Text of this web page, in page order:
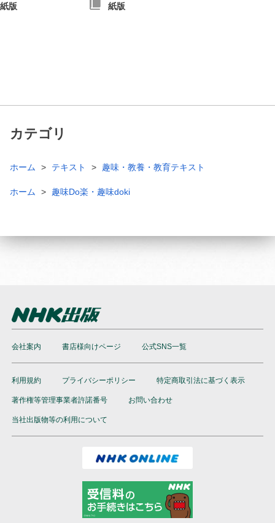
紙版 紙版
カテゴリ
ホーム テキスト 趣味・教養・教育テキスト
ホーム 趣味Do楽・趣味doki
会社案内 書店様向けページ 公式SNS一覧
利用規約 プライバシーポリシー 特定商取引法に基づく表示
著作権等管理事業者許諾番号 お問い合わせ
当社出版物等の利用について